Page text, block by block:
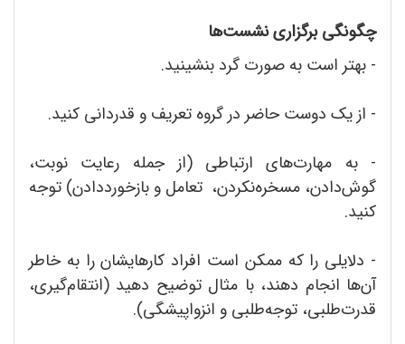
چگونگی برگزاری نشست‌ها
- بهتر است به صورت گرد بنشینید.
- از یک دوست حاضر در گروه تعریف و قدردانی کنید.
- به مهارت‌های ارتباطی (از جمله رعایت نوبت،
گوش‌دادن، مسخره‌نکردن، تعامل و بازخورد‌دادن) توجه
کنید.
- دلایلی را که ممکن است افراد کارهایشان را به خاطر
آن‌ها انجام دهند، با مثال توضیح دهید (انتقام‌گیری،
قدرت‌طلبی، توجه‌طلبی و انزواپیشگی).